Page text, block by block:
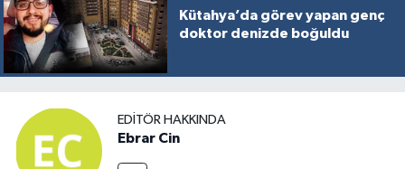
Kütahya’da görev yapan genç
doktor denizde boğuldu
EDITÖR HAKKINDA
Ebrar Cin